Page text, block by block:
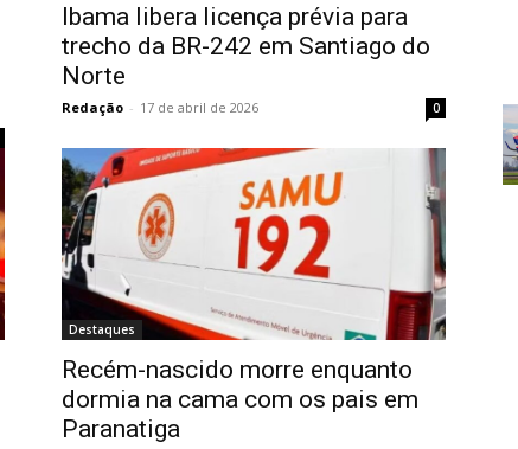
Ibama libera licença prévia para
trecho da BR-242 em Santiago do
Norte
Redação - 17 de abril de 2026 0
Destaques
Recém-nascido morre enquanto
dormia na cama com os pais em
Paranatiga